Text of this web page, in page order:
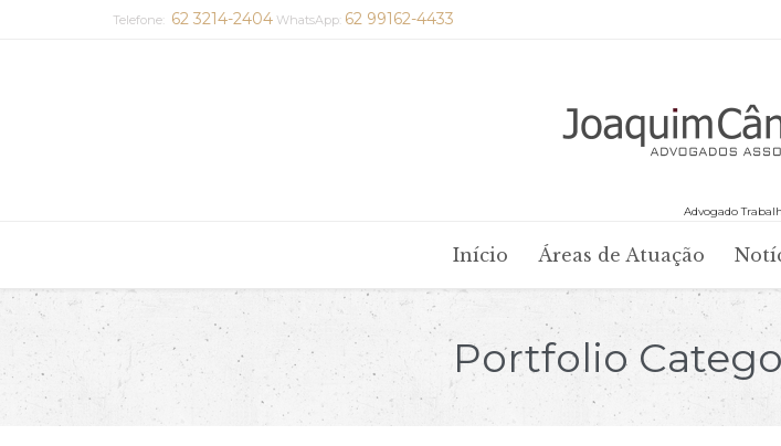
Telefone: 62 3214-2404 WhatsApp: 62 99162-4433
Advogado
to
Início Áreas de Atuação
Portfolio